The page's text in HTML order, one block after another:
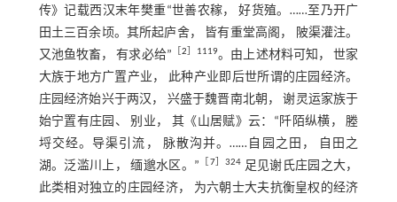
传》记载西汉末年樊重“世善农稼， 好货殖。……至乃开广
田土三百余顷。其所起庐舍， 皆有重堂高阁， 陂渠灌注。
又池鱼牧畜， 有求必给”
2 ］1119。由上述材料可知， 世家
大族于地方广置产业， 此种产业即后世所谓的庄园经济。
庄园经济始兴于两汉， 兴盛于魏晋南北朝， 谢灵运家族于
始宁置有庄园、 别业， 其《山居赋》云：“阡陌纵横， 塍
埒交经。导渠引流， 脉散沟并。……自园之田， 自田之
湖。泛滥川上， 缅邈水区。”
7］324 足见谢氏庄园之大，
此类相对独立的庄园经济， 为六朝士大夫抗衡皇权的经济